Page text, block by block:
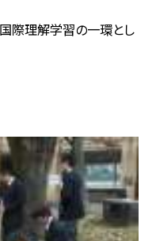
際理解学習の一環とし